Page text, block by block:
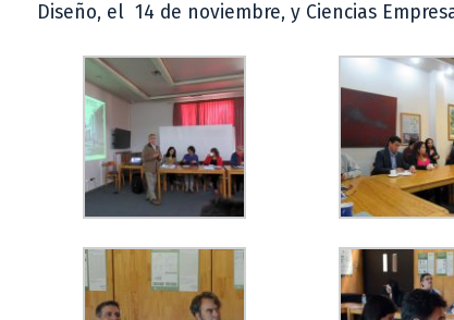
Diseño, el 14 de noviembre, y Ciencias